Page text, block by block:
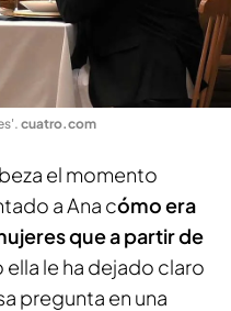
. cuatro.com
el momento
a Ana cómo era
que a partir de
ella le ha dejado claro
pregunta en una